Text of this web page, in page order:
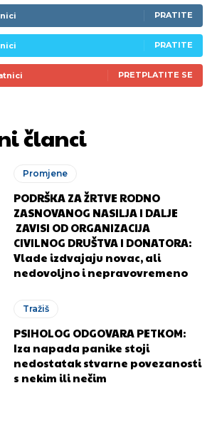
priču da živi!
priču da živi!
PRATITE
PRATITE
PRETPLATITE SE
članci
Promjene
PODRŠKA ZA ŽRTVE RODNO
ZASNOVANOG NASILJA I DALJE
ZAVISI OD ORGANIZACIJA
CIVILNOG DRUŠTVA I DONATORA:
Vlade izdvajaju novac, ali
nedovoljno i nepravovremeno
Tražiš
PSIHOLOG ODGOVARA PETKOM:
Iza napada panike stoji
nedostatak stvarne povezanosti
s nekim ili nečim